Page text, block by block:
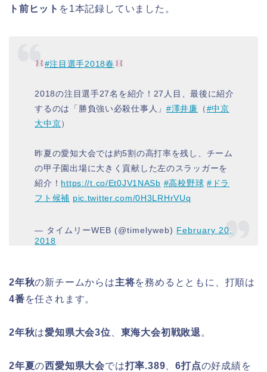
ト前ヒット を1本記録していました。
#注目選手2018春
2018の注目選手27名を紹介！27人目、最後に紹介
するのは「勝負強い必殺仕事人」 #澤井廉 （#中京
大中京）
昨夏の愛知大会では約5割の高打率を残し、チーム
の甲子園出場に大きく貢献した左のスラッガーを
紹介！ https://t.co/Et0JV1NASb #高校野球 #ドラ
フト候補 pic.twitter.com/0H3LRHrVUq
— タイムリーWEB (@timelyweb) February 20,
2018
2年秋の新チームからは主将を務めるとともに、打順は
4番を任されます。
2年秋は愛知県大会3位、 東海大会初戦敗退。
2年夏の西愛知県大会では打率.389、6打点の好成績を